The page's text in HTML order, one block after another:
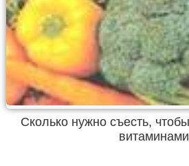
Сколько нужно съесть,
витаминами